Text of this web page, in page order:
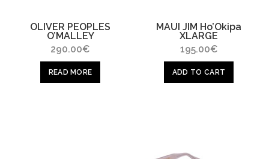
OLIVER PEOPLES
O’MALLEY
290.00€
READ MORE
MAUI JIM Ho’Okipa
XLARGE
195.00€
ADD TO CART